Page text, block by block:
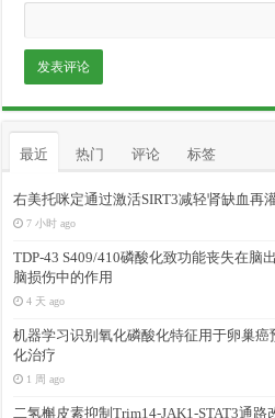
最近 热门 评论 标签
右美托咪定通过激活SIRT3减轻肾缺血再
7 小时 ago
TDP-43 S409/410磷酸化致功能丧失在脑
脑损伤中的作用
4 天 ago
机器学习识别氧化磷酸化特征用于卵巢癌
化治疗
1 周 ago
二氢槲皮素抑制Trim14-JAK1-STAT3通路